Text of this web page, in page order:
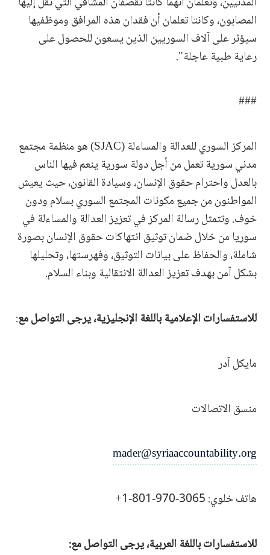
المصابون، وكانتا تعلمان أن فقدان هذه المرافق وموظفيها
سيؤثر على آلاف السوريين الذين يسعون للحصول على
رعاية طبية عاجلة".
###
المركز السوري للعدالة والمساءلة (SJAC) هو منظمة مجتمع
مدني سورية تعمل من أجل دولة سورية ينعم فيها الناس
بالعدل واحترام حقوق الإنسان، وسيادة القانون، حيث يعيش
المواطنون من جميع مكونات المجتمع السوري بسلام ودون
خوف. وتتمثل رسالة المركز في تعزيز العدالة والمساءلة في
سوريا من خلال ضمان توثيق انتهاكات حقوق الإنسان بصورة
شاملة، والحفاظ على بيانات التوثيق، وفهرستها، وتحليلها
بشكل آمن بهدف تعزيز العدالة الانتقالية وبناء السلام.
للاستفسارات الإعلامية باللغة الإنجليزية، يرجى التواصل مع:
مايكل آدر
منسق الاتصالات
mader@syriaaccountability.org
هاتف خلوي: 3065-970-801-1+
للاستفسارات باللغة العربية، يرجى التواصل مع: